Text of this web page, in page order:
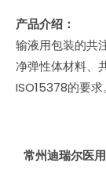
产品介绍：
输液用包装的共
净弹性体材料、
ISO15378的要
常州迪瑞尔医